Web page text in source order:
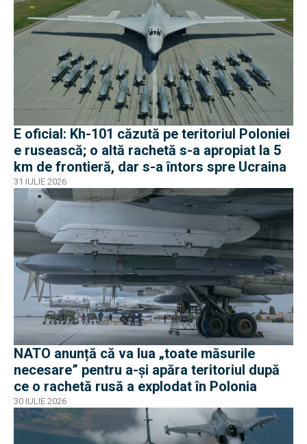
E oficial: Kh-101 căzută pe teritoriul Poloniei
e rusească; o altă rachetă s-a apropiat la 5
km de frontieră, dar s-a întors spre Ucraina
31 IULIE 2026
NATO anunță că va lua „toate măsurile
necesare” pentru a-și apăra teritoriul după
ce o rachetă rusă a explodat în Polonia
30 IULIE 2026